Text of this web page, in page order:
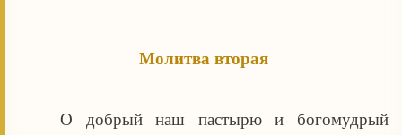
Молитва вторая
О добрый наш пастырю и богомудрый